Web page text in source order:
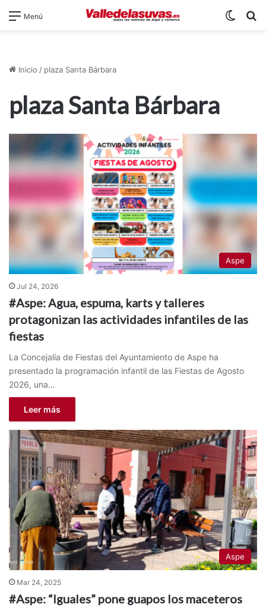
Menú
Inicio / plaza Santa Bárbara
plaza Santa Bárbara
Aspe
Jul 24, 2026
#Aspe: Agua, espuma, karts y talleres
protagonizan las actividades infantiles de las
fiestas
La Concejalía de Fiestas del Ayuntamiento de Aspe ha
presentado la programación infantil de las Fiestas de Agosto
2026, una…
Leer más
Aspe
Mar 24, 2025
#Aspe: “Iguales” pone guapos los maceteros